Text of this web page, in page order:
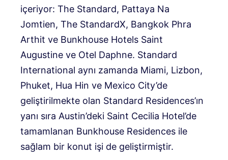
içeriyor: The Standard, Pattaya Na
Jomtien, The StandardX, Bangkok Phra
Arthit ve Bunkhouse Hotels Saint
Augustine ve Otel Daphne. Standard
International aynı zamanda Miami, Lizbon,
Phuket, Hua Hin ve Mexico City’de
geliştirilmekte olan Standard Residences’ın
yanı sıra Austin’deki Saint Cecilia Hotel’de
tamamlanan Bunkhouse Residences ile
sağlam bir konut işi de geliştirmiştir.